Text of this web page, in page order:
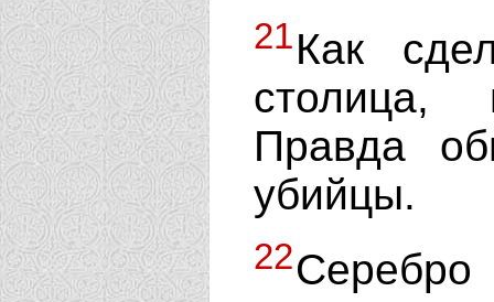
21Как
столица,
Правда
убийцы.
22Серебро